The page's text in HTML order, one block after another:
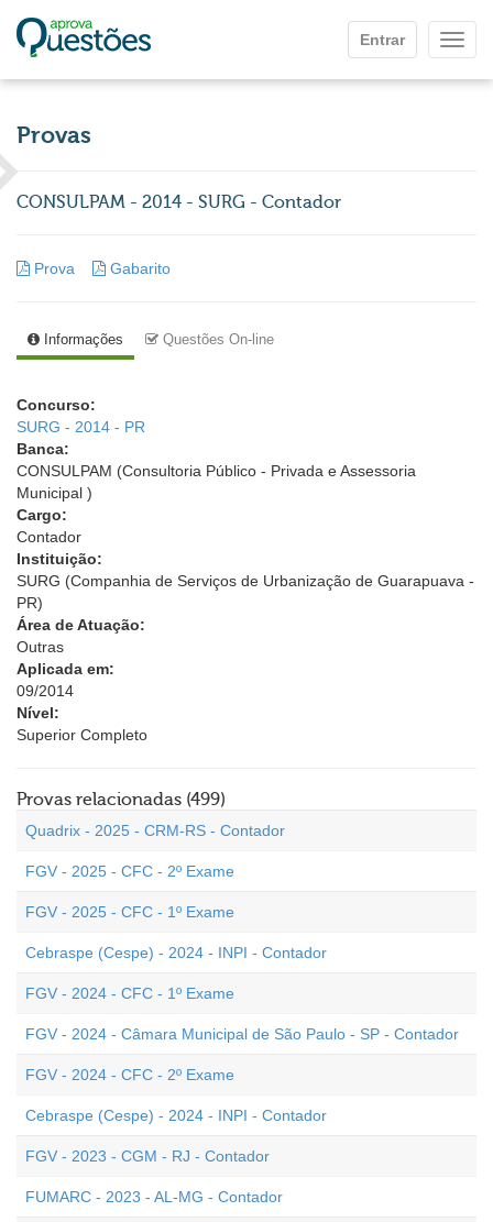
Entrar
Provas
CONSULPAM - 2014 - SURG - Contador
Prova Gabarito
Informações Questões On-line
Concurso:
SURG - 2014 - PR
Banca:
CONSULPAM (Consultoria Público - Privada e Assessoria
Municipal )
Cargo:
Contador
Instituição:
SURG (Companhia de Serviços de Urbanização de Guarapuava -
PR)
Área de Atuação:
Outras
Aplicada em:
09/2014
Nível:
Superior Completo
Provas relacionadas (499)
Quadrix - 2025 - CRM-RS - Contador
FGV - 2025 - CFC - 2º Exame
FGV - 2025 - CFC - 1º Exame
Cebraspe (Cespe) - 2024 - INPI - Contador
FGV - 2024 - CFC - 1º Exame
FGV - 2024 - Câmara Municipal de São Paulo - SP - Contador
FGV - 2024 - CFC - 2º Exame
Cebraspe (Cespe) - 2024 - INPI - Contador
FGV - 2023 - CGM - RJ - Contador
FUMARC - 2023 - AL-MG - Contador